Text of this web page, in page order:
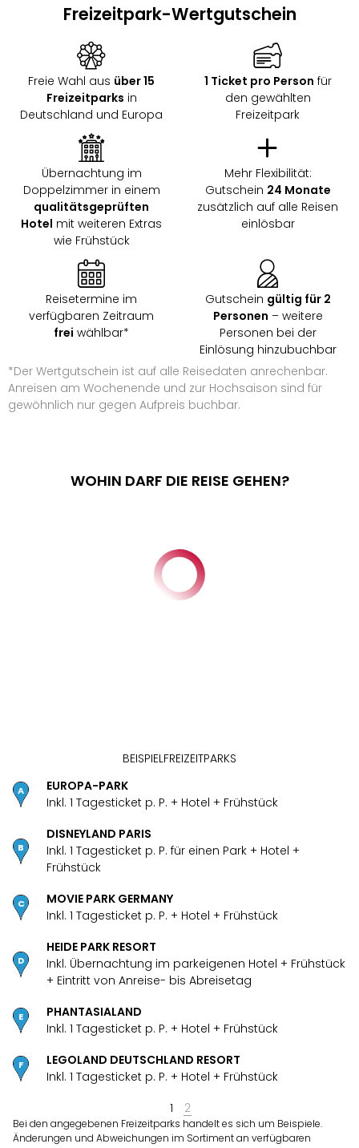
Freizeitpark-Wertgutschein
Freie Wahl aus über 15
Freizeitparks in
Deutschland und Europa
1 Ticket pro Person für
den gewählten
Freizeitpark
Übernachtung im
Doppelzimmer in einem
qualitätsgeprüften
Hotel mit weiteren Extras
wie Frühstück
Mehr Flexibilität:
Gutschein 24 Monate
zusätzlich auf alle Reisen
einlösbar
Reisetermine im
verfügbaren Zeitraum
frei wählbar*
Gutschein gültig für 2
Personen – weitere
Personen bei der
Einlösung hinzubuchbar
*Der Wertgutschein ist auf alle Reisedaten anrechenbar.
Anreisen am Wochenende und zur Hochsaison sind für
gewöhnlich nur gegen Aufpreis buchbar.
WOHIN DARF DIE REISE GEHEN?
BEISPIELFREIZEITPARKS
EUROPA-PARK
Inkl. 1 Tagesticket p. P. + Hotel + Frühstück
DISNEYLAND PARIS
Inkl. 1 Tagesticket p. P. für einen Park + Hotel +
Frühstück
MOVIE PARK GERMANY
Inkl. 1 Tagesticket p. P. + Hotel + Frühstück
HEIDE PARK RESORT
Inkl. Übernachtung im parkeigenen Hotel + Frühstück
+ Eintritt von Anreise- bis Abreisetag
PHANTASIALAND
Inkl. 1 Tagesticket p. P. + Hotel + Frühstück
LEGOLAND DEUTSCHLAND RESORT
Inkl. 1 Tagesticket p. P. + Hotel + Frühstück
1
2
Bei den angegebenen Freizeitparks handelt es sich um Beispiele.
Änderungen und Abweichungen im Sortiment an verfügbaren